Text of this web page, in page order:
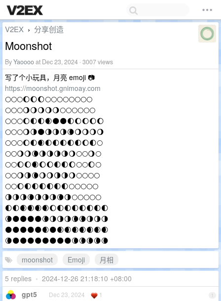
V2EX › 分享创造
Moonshot
ByYaooooat Dec 23, 2024 · 3007 views
写了个小玩具，月亮 emoji 📷
https://moonshot.gnimoay.com
🌕🌕🌕🌔🌔🌔🌕🌕🌕🌕🌕🌕🌕🌕
🌕🌕🌕🌖🌖🌖🌖🌖🌕🌕🌕🌕🌕🌕
🌕🌕🌕🌔🌓🌓🌒🌑🌑🌓🌔🌔🌔🌔
🌕🌕🌕🌖🌗🌑🌗🌗🌗🌘🌖🌖🌖🌖
🌕🌕🌕🌔🌓🌒🌓🌓🌓🌓🌓🌔🌓🌕
🌕🌕🌖🌖🌘🌗🌗🌗🌗🌖🌕🌕🌖🌕
🌕🌕🌔🌔🌒🌔🌔🌓🌓🌔🌕🌕🌔🌕
🌕🌕🌖🌗🌘🌖🌖🌗🌗🌖🌕🌕🌕🌕
🌕🌕🌔🌓🌓🌓🌓🌓🌓🌕🌕🌕🌕🌕
🌗🌗🌗🌘🌗🌗🌗🌘🌗🌕🌕🌕🌕🌕
🌓🌓🌒🌒🌒🌒🌔🌓🌓🌓🌓🌓🌓🌓
🌘🌑🌑🌑🌑🌘🌗🌗🌗🌘🌘🌗🌗🌗
🌑🌑🌑🌑🌑🌒🌑🌒🌒🌒🌒🌒🌒🌒
🌘🌑🌑🌑🌑🌑🌑🌑🌑🌘🌘🌘🌘🌘
moonshot
Emoji
月相
5 replies • 2024-12-26 21:18:10 +08:00
1
gpt5 Dec 23, 2024 1